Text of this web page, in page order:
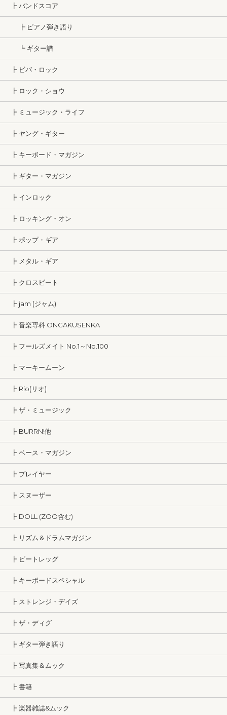
┣ バンドスコア
┣ ピアノ弾き語り
┗ ギター譜
┣ ビバ・ロック
┣ ロック・ショウ
┣ ミュージック・ライフ
┣ ヤング・ギター
┣ キーボード・マガジン
┣ ギター・マガジン
┣ インロック
┣ ロッキング・オン
┣ ポップ・ギア
┣ メタル・ギア
┣ クロスビート
┣ jam (ジャム)
┣ 音楽専科 ONGAKUSENKA
┣ フールズメイト No.1～No.100
┣ マーキームーン
┣ Rio(リオ)
┣ ザ・ミュージック
┣ BURRN!他
┣ ベース・マガジン
┣ プレイヤー
┣ スヌーザー
┣ DOLL (ZOO含む)
┣ リズム＆ドラムマガジン
┣ ビートレッグ
┣ キーボードスペシャル
┣ ストレンジ・デイズ
┣ ザ・ディグ
┣ ギター弾き語り
┣ 写真集＆ムック
┣ 書籍
┣ 楽器雑誌&ムック